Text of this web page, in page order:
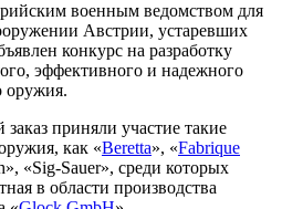
военным ведомством для
Австрии, устаревших
конкурс на разработку
эффективного и надежного
оружия.
приняли участие такие
как «Beretta», «Fabrique
«Sig-Sauer», среди которых
в области производства